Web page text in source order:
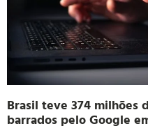
Brasil teve 374 milhões
barrados pelo Google